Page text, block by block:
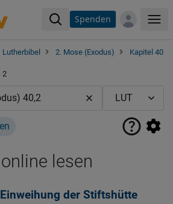
Spenden
Lutherbibel 2. Mose (Exodus)
Kapitel 40
2
lesen
der Stiftshütte